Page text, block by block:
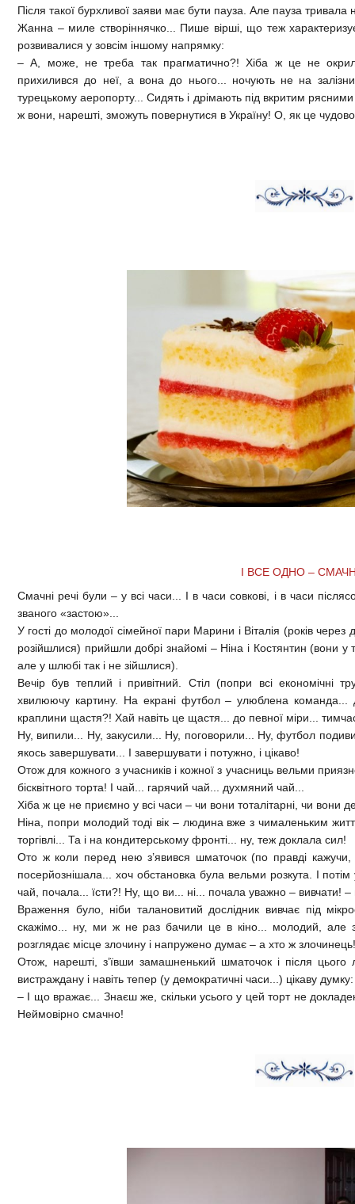
Після такої бурхливої заяви має бути пауза. Але пауза тривала
Жанна – миле створіннячко... Пише вірші, що теж
розвивалися у зовсім іншому напрямку:
– А, може, не треба так прагматично?! Хіба ж це не
прихилився до неї, а вона до нього... ночують не на
турецькому аеропорту... Сидять і дрімають під вкритим
ж вони, нарешті, зможуть повернутися в Україну! О, як це
І ВСЕ ОДНО –
Смачні речі були – у всі часи... І в часи совкові, і в часи
званого «застою»...
У гості до молодої сімейної пари Марини і Віталія (років
розійшлися) прийшли добрі знайомі – Ніна і Костянтин (вони у
але у шлюбі так і не зійшлися).
Вечір був теплий і привітний. Стіл (попри всі економічні
хвилюючу картину. На екрані футбол – улюблена
краплини щастя?! Хай навіть це щастя... до певної міри...
Ну, випили... Ну, закусили... Ну, поговорили... Ну, футбол
якось завершувати... І завершувати і потужно, і цікаво!
Отож для кожного з учасників і кожної з учасниць вельми
бісквітного торта! І чай... гарячий чай... духмяний чай...
Хіба ж це не приємно у всі часи – чи вони тоталітарні, чи вони
Ніна, попри молодий тоді вік – людина вже з чималеньким
торгівлі... Та і на кондитерському фронті... ну, теж доклала сил!
Ото ж коли перед нею з’явився шматочок (по правді кажучи,
посерйознішала... хоч обстановка була вельми розкута. І
чай, почала... їсти?! Ну, що ви... ні... почала уважно – вивчати!
Враження було, ніби талановитий дослідник вивчає під
скажімо... ну, ми ж не раз бачили це в кіно... молодий, але
розглядає місце злочину і напружено думає – а хто ж
Отож, нарешті, з’ївши замашненький шматочок і після цього
вистраждану і навіть тепер (у демократичні часи...) цікаву думку:
– І що вражає... Знаєш же, скільки усього у цей торт не
Неймовірно смачно!